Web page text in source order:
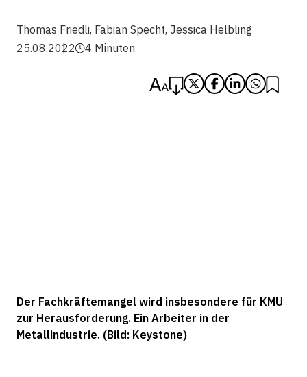
Thomas Friedli, Fabian Specht, Jessica Helbling
25.08.2022
4 Minuten
Der Fachkräftemangel wird insbesondere für KMU
zur Herausforderung. Ein Arbeiter in der
Metallindustrie. (Bild: Keystone)